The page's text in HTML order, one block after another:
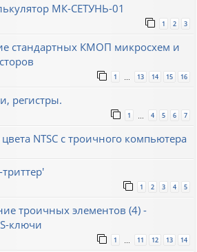
МК-СЕТУНЬ-01
1 2 3
стандартных КМОП микросхем и
1 13 14 15 16
регистры.
1 … 4 5 6 7
NTSC с троичного компьютера
1 2 3 4 5
троичных элементов (4) -
ключи
1 … 11 12 13 14